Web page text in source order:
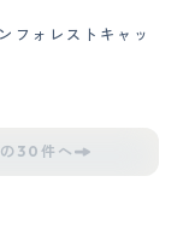
フォレストキャッ
30件へ